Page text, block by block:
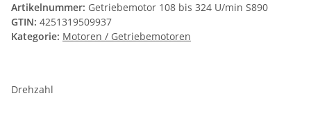
Artikelnummer: Getriebemotor 108 bis 324 U/min S890
GTIN: 4251319509937
Kategorie: Motoren / Getriebemotoren
Drehzahl